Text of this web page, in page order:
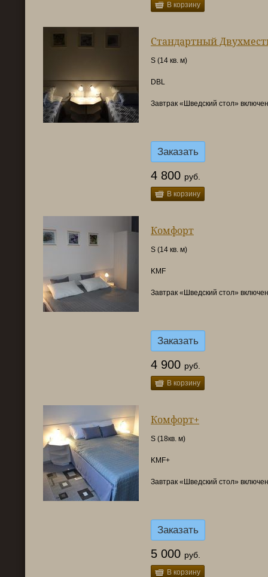
В корзину
Стандартный
S (14 кв. м)
DBL
Завтрак «Шведский стол»
Заказать
4 800 руб.
В корзину
Комфорт
S (14 кв. м)
KMF
Завтрак «Шведский стол»
Заказать
4 900 руб.
В корзину
Комфорт+
S (18кв. м)
KMF+
Завтрак «Шведский стол»
Заказать
5 000 руб.
В корзину